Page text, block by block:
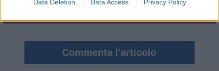
Data Deletion Data Access Privacy Policy
Commenta l'articolo